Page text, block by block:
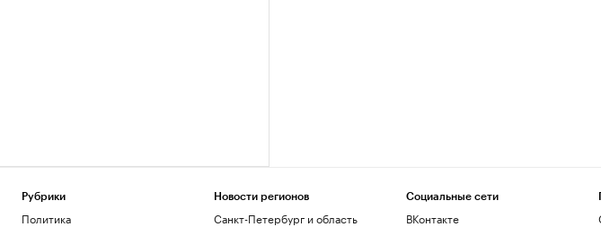
Рубрики
Политика
Новости регионов
Санкт-Петербург и область
Социальные сети
ВКонтакте